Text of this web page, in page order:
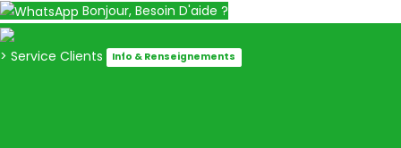
Bonjour, Besoin D'aide ?
> Service Clients Info & Renseignements